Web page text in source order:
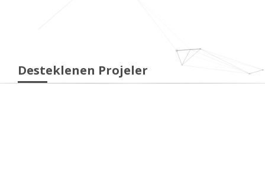
Desteklenen Projeler